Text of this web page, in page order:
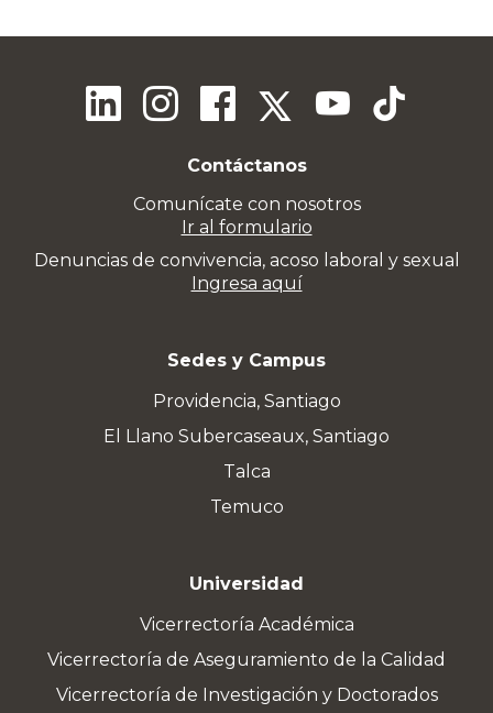
Contáctanos
Comunícate con nosotros
Ir al formulario
Denuncias de convivencia, acoso laboral y sexual
Ingresa aquí
Sedes y Campus
Providencia, Santiago
El Llano Subercaseaux, Santiago
Talca
Temuco
Universidad
Vicerrectoría Académica
Vicerrectoría de Aseguramiento de la Calidad
Vicerrectoría de Investigación y Doctorados